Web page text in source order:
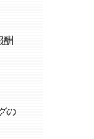
酬
の